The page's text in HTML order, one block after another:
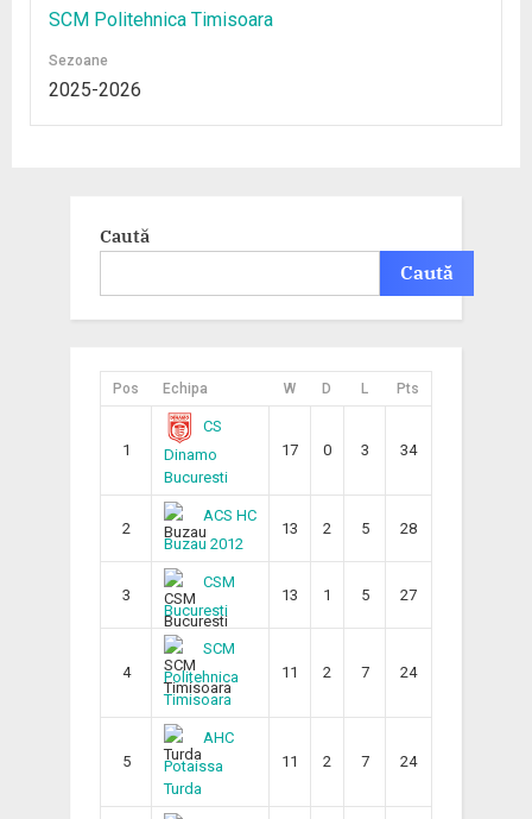
SCM Politehnica Timisoara
Sezoane
2025-2026
Caută
Caută
Pos Echipa W D L Pts
1
CS
Dinamo
Bucuresti
17 0 3 34
2
ACS HC
Buzau 2012
13 2 5 28
3
CSM
Bucuresti
13 1 5 27
4
SCM
Politehnica
Timisoara
11 2 7 24
5
AHC
Potaissa
Turda
11 2 7 24